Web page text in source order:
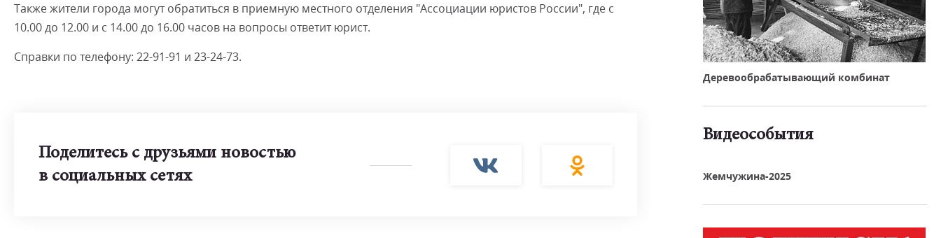
Также жители города могут обратиться в приемную местного отделения "Ассоциации юристов России", где с
10.00 до 12.00 и с 14.00 до 16.00 часов на вопросы ответит юрист.
Справки по телефону: 22-91-91 и 23-24-73.
Поделитесь с друзьями новостью
в социальных сетях
Деревообрабатывающий комбинат
Видеособытия
Жемчужина-2025